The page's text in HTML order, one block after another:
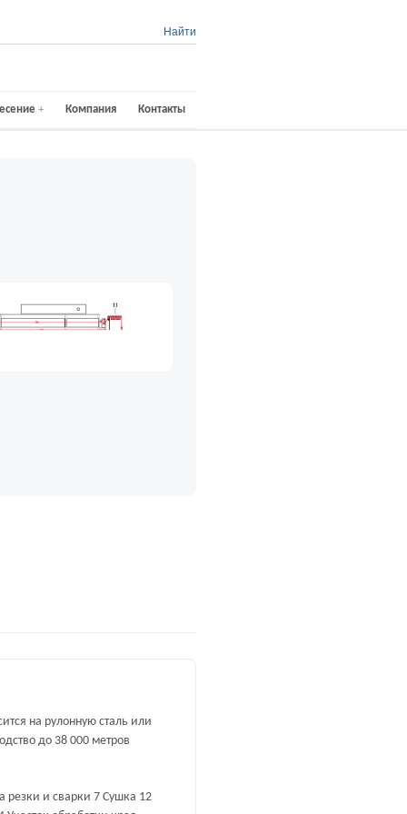
Найти
Компания Контакты
на рулонную сталь или
до 38 000 метров
резки и сварки 7 Сушка 12